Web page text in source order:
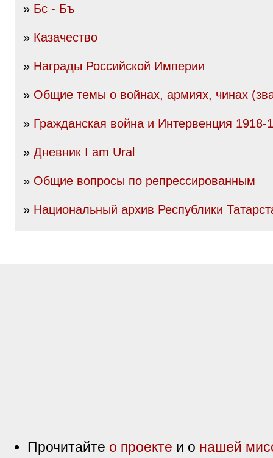
» Бс - Бъ
» Казачество
» Награды Российской Империи
» Общие темы о войнах, армиях, чинах
» Гражданская война и Интервенция 1918-
» Дневник I am Ural
» Общие вопросы по репрессированным
» Национальный архив Республики
Прочитайте о проекте и о нашей